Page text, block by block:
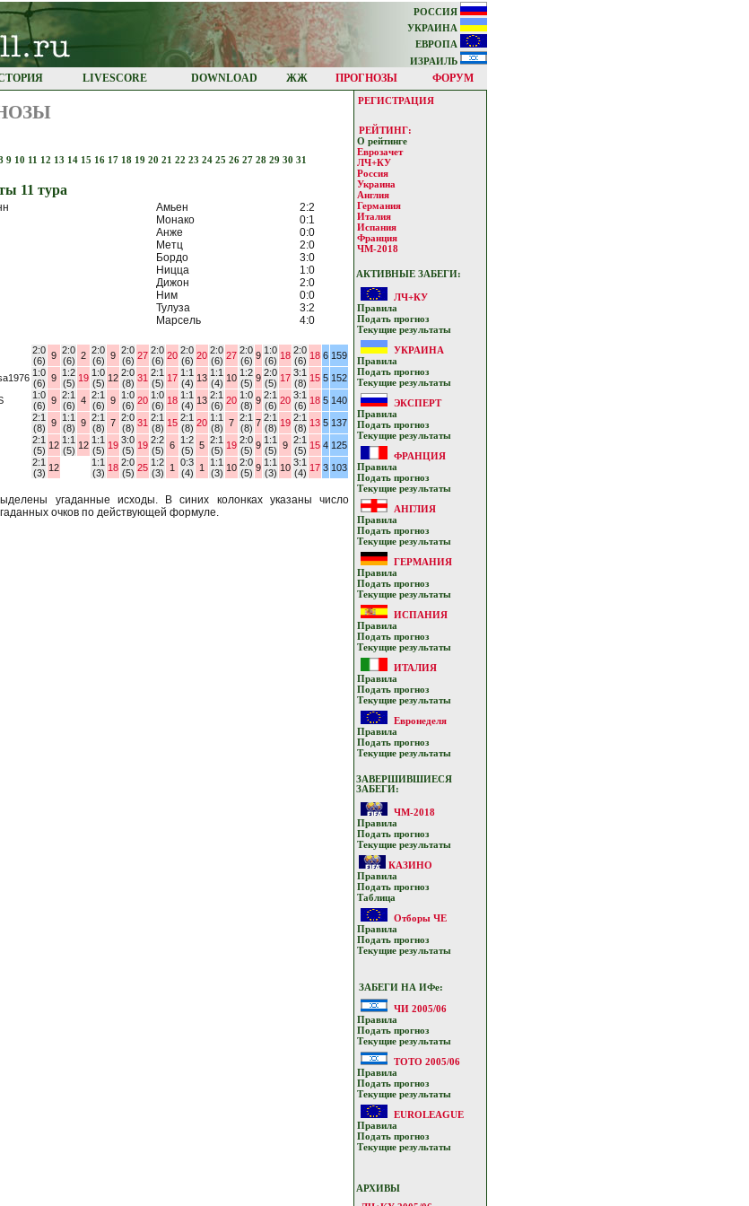
РОССИЯ
УКРАИНА
ЕВРОПА
ИЗРАИЛЬ
LIVESCORE DOWNLOAD ЖЖ ПРОГНОЗЫ ФОРУМ
9 10 11 12 13 14 15 16 17 18 19 20 21 22 23 24 25 26 27 28 29 30 31
11 турa
Амьен
2:2
Монако
0:1
Анже
0:0
Метц
2:0
Бордо
3:0
Ницца
1:0
Дижон
2:0
Ним
0:0
Тулуза
3:2
Марсель 4:0
2:0
(6) 9 2:0
(6) 2 2:0
(6) 9 2:0
(6) 27 2:0
(6) 20 2:0
(6) 20 2:0
(6) 27 2:0
(6) 9 1:0
(6) 18 2:0
(6) 18 6 159
1:0
(6) 9 1:2
(5) 19 1:0
(5) 12 2:0
(8) 31 2:1
(5) 17 1:1
(4) 13 1:1
(4) 10 1:2
(5) 9 2:0
(5) 17 3:1
(8) 15 5 152
1:0
(6) 9 2:1
(6) 4 2:1
(6) 9 1:0
(6) 20 1:0
(6) 18 1:1
(4) 13 2:1
(6) 20 1:0
(8) 9 2:1
(6) 20 3:1
(6) 18 5 140
2:1
(8) 9 1:1
(8) 9 2:1
(8) 7 2:0
(8) 31 2:1
(8) 15 2:1
(8) 20 1:1
(8) 7 2:1
(8) 7 2:1
(8) 19 2:1
(8) 13 5 137
2:1
(5) 12 1:1
(5) 12 1:1
(5) 19 3:0
(5) 19 2:2
(5) 6 1:2
(5) 5 2:1
(5) 19 2:0
(5) 9 1:1
(5) 9 2:1
(5) 15 4 125
2:1
(3) 12
1:1
(3) 18 2:0
(5) 25 1:2
(3)
1
0:3
(4)
1
1:1
(3) 10 2:0
(5) 9 1:1
(3) 10 3:1
(4) 17 3 103
угаданные исходы. В синих колонках указаны число
очков по действующей формуле.
РЕГИСТРАЦИЯ
РЕЙТИНГ:
О рейтинге
Еврозачет
ЛЧ+КУ
Россия
Украина
Англия
Германия
Италия
Испания
Франция
ЧМ-2018
АКТИВНЫЕ ЗАБЕГИ:
ЛЧ+КУ
Прaвилa
Подать прoгнoз
Текущие результaты
УКРАИНА
Прaвилa
Подать прoгнoз
Текущие результaты
ЭКСПЕРТ
Прaвилa
Подать прoгнoз
Текущие результaты
ФРАНЦИЯ
Прaвилa
Подать прoгнoз
Текущие результaты
АНГЛИЯ
Прaвилa
Подать прoгнoз
Текущие результaты
ГЕРМАНИЯ
Прaвилa
Подать прoгнoз
Текущие результaты
ИСПАНИЯ
Прaвилa
Подать прoгнoз
Текущие результaты
ИТАЛИЯ
Прaвилa
Подать прoгнoз
Текущие результaты
Евронеделя
Прaвилa
Подать прoгнoз
Текущие результaты
ЗАВЕРШИВШИЕСЯ
ЗАБЕГИ:
ЧМ-2018
Прaвилa
Подать прoгнoз
Текущие результaты
КАЗИНО
Прaвилa
Подать прoгнoз
Таблица
Отборы ЧЕ
Прaвилa
Подать прoгнoз
Текущие результaты
ЗАБЕГИ НА ИФе:
ЧИ 2005/06
Прaвилa
Подать прoгнoз
Текущие результaты
ТОТО 2005/06
Прaвилa
Подать прoгнoз
Текущие результaты
EUROLEAGUE
Прaвилa
Подать прoгнoз
Текущие результaты
АРХИВЫ